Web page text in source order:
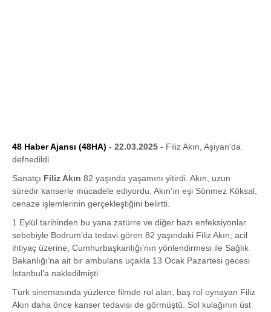
48 Haber Ajansı (48HA) - 22.03.2025 - Filiz Akın, Aşiyan'da
defnedildi
Sanatçı Filiz Akın 82 yaşında yaşamını yitirdi. Akın, uzun
süredir kanserle mücadele ediyordu. Akın'ın eşi Sönmez Köksal,
cenaze işlemlerinin gerçekleştiğini belirtti.
1 Eylül tarihinden bu yana zatürre ve diğer bazı enfeksiyonlar
sebebiyle Bodrum’da tedavi gören 82 yaşındaki Filiz Akın; acil
ihtiyaç üzerine, Cumhurbaşkanlığı’nın yönlendirmesi ile Sağlık
Bakanlığı’na ait bir ambulans uçakla 13 Ocak Pazartesi gecesi
İstanbul’a nakledilmişti.
Türk sinemasında yüzlerce filmde rol alan, baş rol oynayan Filiz
Akın daha önce kanser tedavisi de görmüştü. Sol kulağının üst